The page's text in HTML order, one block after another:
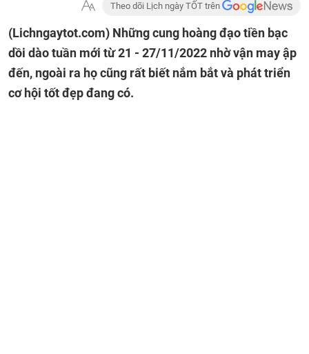
Theo dõi Lịch ngày TỐT trên
(Lichngaytot.com) Những cung hoàng đạo tiền bạc
dồi dào tuần mới từ 21 - 27/11/2022 nhờ vận may ập
đến, ngoài ra họ cũng rất biết nắm bắt và phát triển
cơ hội tốt đẹp đang có.